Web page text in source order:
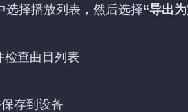
选择播放列表，然后选择“导出
检查曲目列表
存到设备